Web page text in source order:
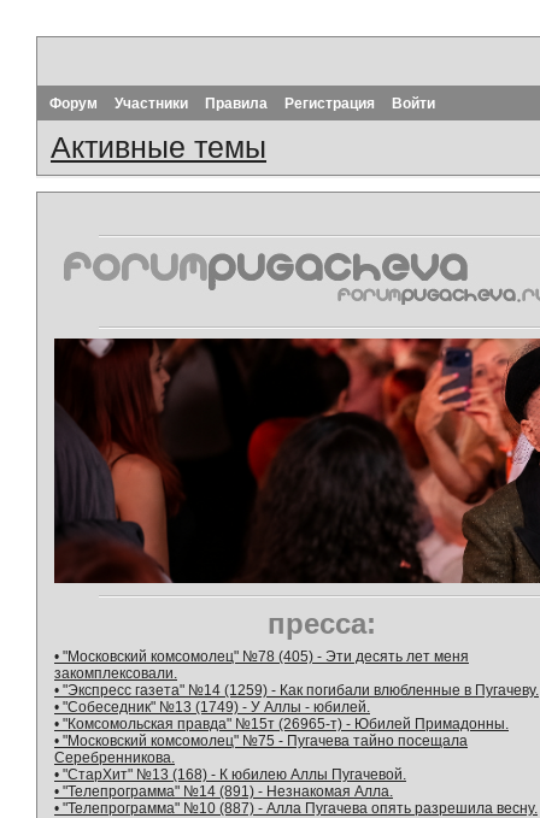
Форум Участники Правила Регистрация Войти
Активные темы
пресса:
• "Московский комсомолец" №78 (405) - Эти десять лет меня
закомплексовали.
• "Экспресс газета" №14 (1259) - Как погибали влюбленные в Пугачеву.
• "Собеседник" №13 (1749) - У Аллы - юбилей.
• "Комсомольская правда" №15т (26965-т) - Юбилей Примадонны.
• "Московский комсомолец" №75 - Пугачева тайно посещала
Серебренникова.
• "СтарХит" №13 (168) - К юбилею Аллы Пугачевой.
• "Телепрограмма" №14 (891) - Незнакомая Алла.
• "Телепрограмма" №10 (887) - Алла Пугачева опять разрешила весну.